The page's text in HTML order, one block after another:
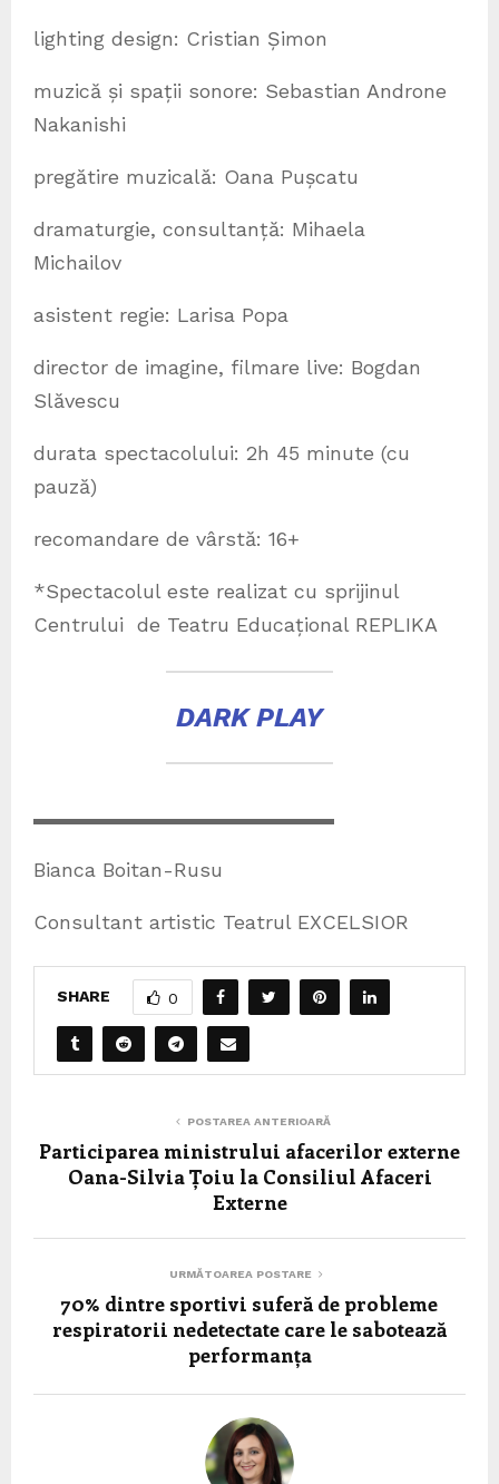
lighting design: Cristian Șimon
muzică și spații sonore: Sebastian Androne
Nakanishi
pregătire muzicală: Oana Pușcatu
dramaturgie, consultanță: Mihaela
Michailov
asistent regie: Larisa Popa
director de imagine, filmare live: Bogdan
Slăvescu
durata spectacolului: 2h 45 minute (cu
pauză)
recomandare de vârstă: 16+
*Spectacolul este realizat cu sprijinul
Centrului de Teatru Educațional REPLIKA
DARK PLAY
▬▬▬▬▬▬▬▬▬▬▬▬▬▬▬
Bianca Boitan-Rusu
Consultant artistic Teatrul EXCELSIOR
SHARE 0
POSTAREA ANTERIOARĂ
Participarea ministrului afacerilor externe
Oana-Silvia Țoiu la Consiliul Afaceri
Externe
URMĂTOAREA POSTARE
70% dintre sportivi suferă de probleme
respiratorii nedetectate care le sabotează
performanța